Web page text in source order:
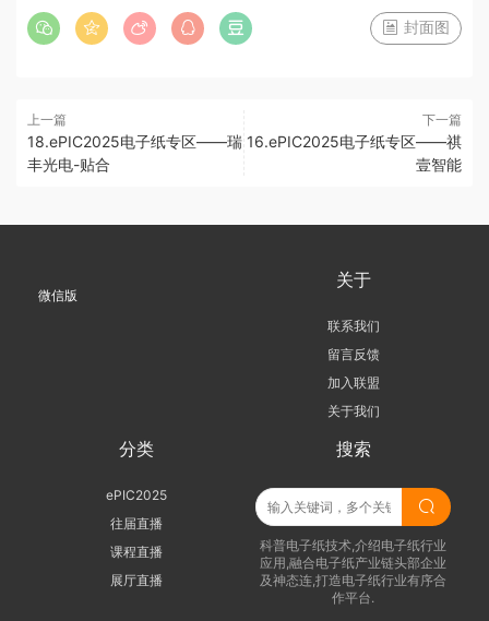
封面图
上一篇
18.ePIC2025电子纸专区——瑞
丰光电-贴合
下一篇
16.ePIC2025电子纸专区——祺
壹智能
微信版
关于
联系我们
留言反馈
加入联盟
关于我们
分类
ePIC2025
往届直播
课程直播
展厅直播
搜索
科普电子纸技术,介绍电子纸行业
应用,融合电子纸产业链头部企业
及神态连,打造电子纸行业有序合
作平台.